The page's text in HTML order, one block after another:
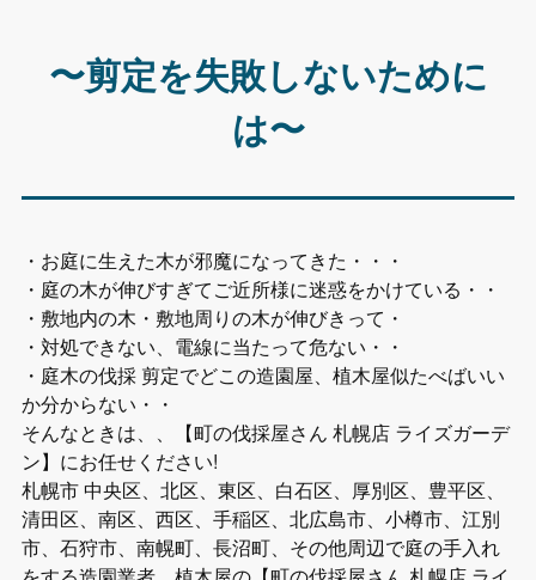
〜剪定を失敗しないために
は〜
・お庭に生えた木が邪魔になってきた・・・
・庭の木が伸びすぎてご近所様に迷惑をかけている・・
・敷地内の木・敷地周りの木が伸びきって・
・対処できない、電線に当たって危ない・・
・庭木の伐採 剪定でどこの造園屋、植木屋似たべばいい
か分からない・・
そんなときは、、【町の伐採屋さん 札幌店 ライズガーデ
ン】にお任せください!
札幌市 中央区、北区、東区、白石区、厚別区、豊平区、
清田区、南区、西区、手稲区、北広島市、小樽市、江別
市、石狩市、南幌町、長沼町、その他周辺で庭の手入れ